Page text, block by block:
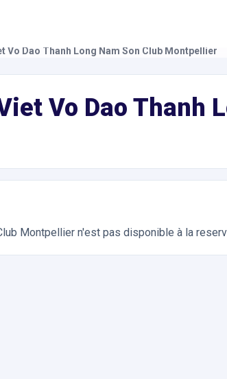
Vo Dao Thanh Long Nam Son Club Montpellier
Vo Dao Thanh
Montpellier n'est pas disponible à la